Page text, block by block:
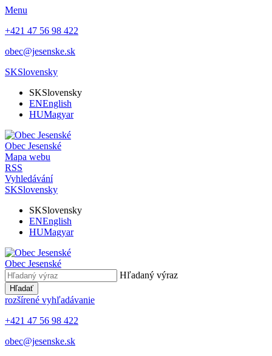
Menu
+421 47 56 98 422
obec@jesenske.sk
SKSlovensky
SKSlovensky
ENEnglish
HUMagyar
Obec Jesenské
Mapa webu
RSS
Vyhledávání
SKSlovensky
SKSlovensky
ENEnglish
HUMagyar
Obec Jesenské
Hľadaný výraz
Hľadať
rozšírené vyhľadávanie
+421 47 56 98 422
obec@jesenske.sk